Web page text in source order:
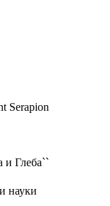
Serapion
и Глеба``
науки